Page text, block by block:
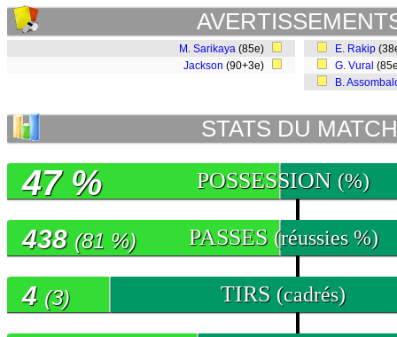
M. Sarikaya (85e)
Jackson (90+3e)
E. Rakip
G. Vural
B.
STATS DU MATCH
POSSESSION (%)
47 %
PASSES (réussies %)
438 (81 %)
TIRS (cadrés)
4 (3)